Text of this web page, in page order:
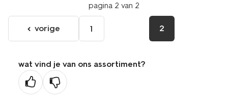
pagina 2 van 2
ga
naar
vorige
pagina
vorige 1 2
wat vind je van ons assortiment?